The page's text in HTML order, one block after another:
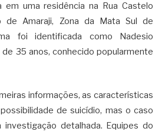
em uma residência na Rua Castelo
de Amaraji, Zona da Mata Sul de
foi identificada como Nadesio
35 anos, conhecido popularmente
informações, as características
de suicídio, mas o caso
detalhada. Equipes do